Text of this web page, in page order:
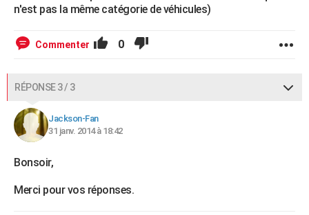
n'est pas la même catégorie de véhicules)
Commenter 0
RÉPONSE 3 / 3
Jackson-Fan
31 janv. 2014 à 18:42
Bonsoir,
Merci pour vos réponses.